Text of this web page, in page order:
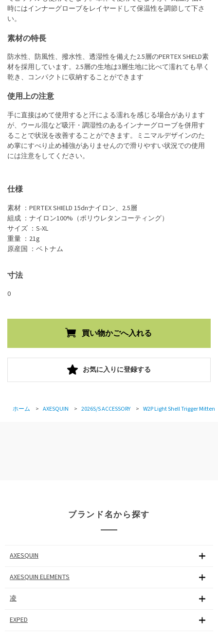
時にはインナーグローブをレイヤードして保温性を調節して下さ
い。
素材の特長
防水性、防風性、撥水性、透湿性を備えた2.5層のPERTEX SHIELD素
材を採用しています。2.5層の生地は3層生地に比べて濡れても早く
乾き、コンパクトに収納することができます
使用上の注意
手に直接はめて使用すると汗による濡れを感じる場合があります
が、ウール混など吸汗・調湿性のあるインナーグローブを併用す
ることで状況を改善することができます。ミニマルデザインのた
め掌にすべり止め補強がありませんので滑りやすい状況での使用
には注意をしてください。
仕様
素材 ：PERTEX SHIELD 15dnナイロン、2.5層
組成 ：ナイロン100%（ポリウレタンコーティング）
サイズ ：S-XL
重量 ：21g
原産国 ：ベトナム
寸法
0
お気に入りに登録する
ホーム > AXESQUIN > 2026S/S ACCESSORY > W2P Light Shell Trigger Mitten
ブランド名から探す
AXESQUIN
AXESQUIN ELEMENTS
凌
EXPED